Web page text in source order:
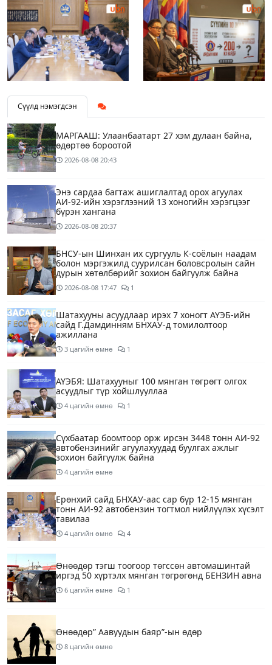
Сүүлд нэмэгдсэн
МАРГААШ: Улаанбаатарт 27 хэм дулаан байна,
өдөртөө бороотой
2026-08-08 20:43
Энэ сардаа багтаж ашиглалтад орох агуулах
АИ-92-ийн хэрэглээний 13 хоногийн хэрэгцээг
бүрэн хангана
2026-08-08 20:37
БНСУ-ын Шинхан их сургууль К-соёлын наадам
болон мэргэжилд суурилсан боловсролын сайн
дурын хөтөлбөрийг зохион байгуулж байна
2026-08-08 17:47 1
Шатахууны асуудлаар ирэх 7 хоногт АҮЭБ-ийн
сайд Г.Дамдинням БНХАУ-д томилолтоор
ажиллана
3 цагийн өмнө 1
АҮЭБЯ: Шатахууныг 100 мянган төгрөгт олгох
асуудлыг түр хойшлууллаа
4 цагийн өмнө 1
Сүхбаатар боомтоор орж ирсэн 3448 тонн АИ-92
автобензинийг агуулахуудад буулгах ажлыг
зохион байгуулж байна
4 цагийн өмнө
Ерөнхий сайд БНХАУ-аас сар бүр 12-15 мянган
тонн АИ-92 автобензин тогтмол нийлүүлэх хүсэлт
тавилаа
4 цагийн өмнө 4
Өнөөдөр тэгш тоогоор төгссөн автомашинтай
иргэд 50 хүртэлх мянган төгрөгөнд БЕНЗИН авна
6 цагийн өмнө 1
Өнөөдөр” Аавуудын баяр”-ын өдөр
8 цагийн өмнө